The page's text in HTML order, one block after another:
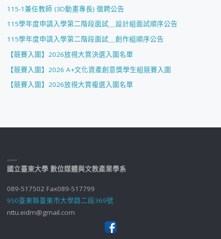
115-1兼任教師 (3D動畫專長) 徵聘公告
115學年度申請入學第二階段面試＿設計組面試順序公告
115學年度申請入學第二階段面試＿創作組順序公告
【競賽入圍】2026放視大賞決選入圍名單
【競賽入圍】2026 A+文化資產創意獎學生組競賽入圍
【競賽入圍】2026放視大賞複選入圍名單
國立臺東大學 數位媒體與文教產業學系
089-517502 Fax089-517799
950臺東縣臺東市大學路二段369號
nttu.eidm@gmail.com